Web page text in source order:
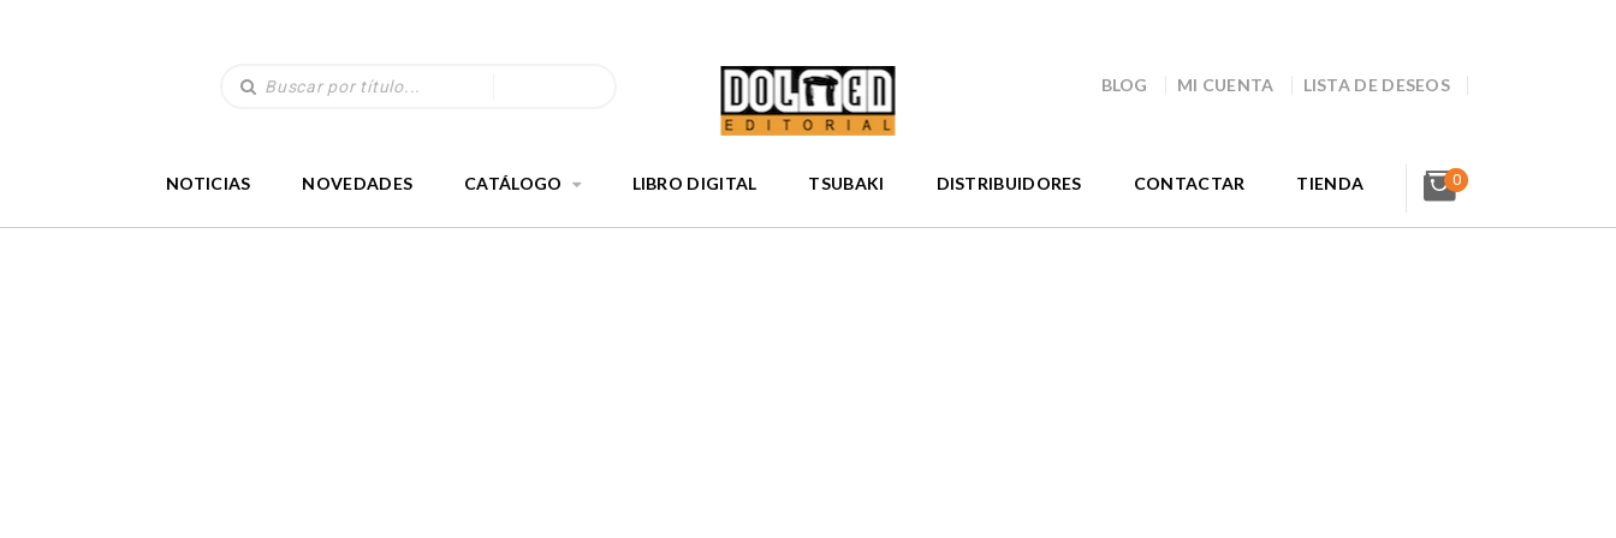
BLOG MI CUENTA LISTA DE DESEOS
NOTICIAS NOVEDADES CATÁLOGO LIBRO DIGITAL TSUBAKI DISTRIBUIDORES CONTACTAR TIENDA 0